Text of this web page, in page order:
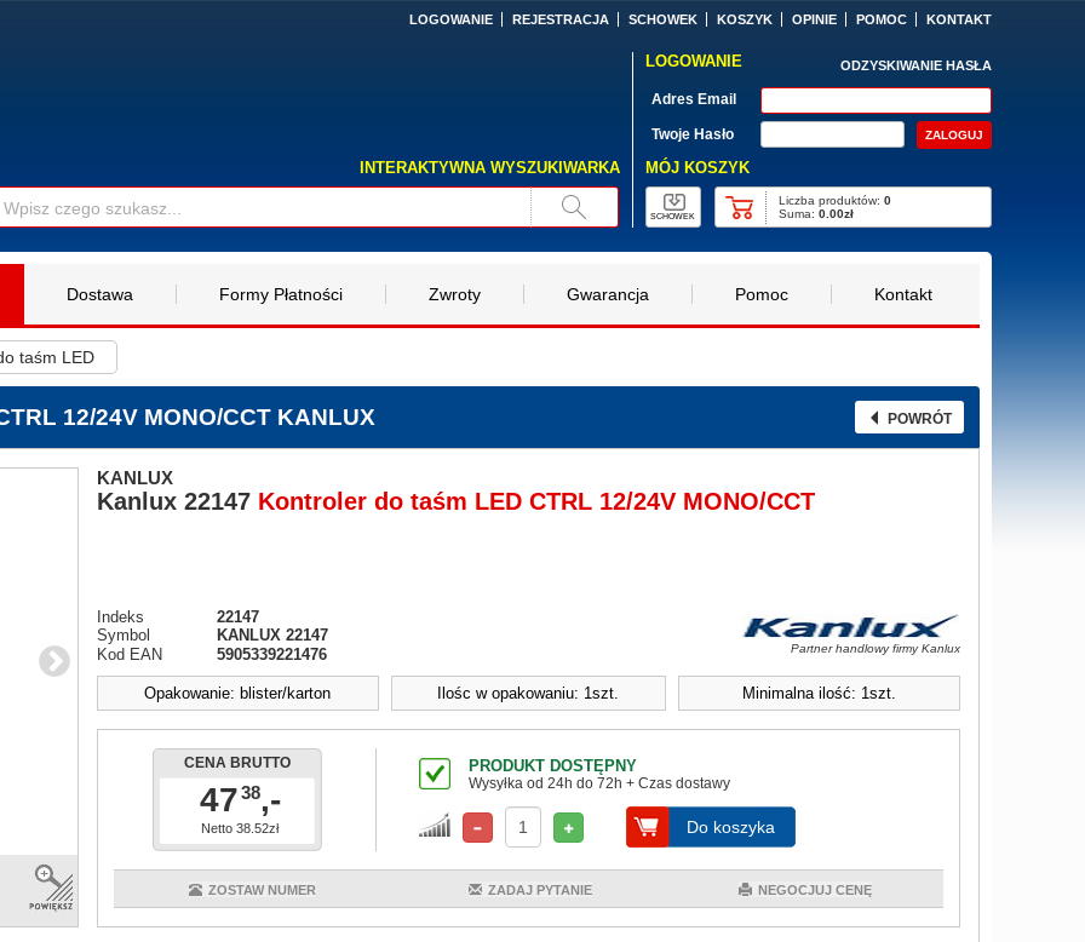
LOGOWANIE REJESTRACJA SCHOWEK KOSZYK OPINIE POMOC KONTAKT
INTERAKTYWNA WYSZUKIWARKA
LOGOWANIE ODZYSKIWANIE HASŁA
Adres Email
Twoje Hasło
MÓJ KOSZYK
SCHOWEK
Liczba produktów:0
Suma:0.00zł
Dostawa Formy Płatności Zwroty Gwarancja Pomoc Kontakt
taśm LED
12/24V MONO/CCT KANLUX POWRÓT
KANLUX
Kanlux 22147 Kontroler do taśm LED CTRL 12/24V MONO/CCT
Indeks
22147
Symbol
KANLUX 22147
Kod EAN
5905339221476 Partner handlowy firmy Kanlux
Opakowanie: blister/karton Ilośc w opakowaniu: 1szt. Minimalna ilość: 1szt.
CENA BRUTTO
4738,-
Netto 38.52zł
PRODUKT DOSTĘPNY
Wysyłka od 24h do 72h + Czas dostawy
Do koszyka
ZOSTAW NUMER ZADAJ PYTANIE NEGOCJUJ CENĘ